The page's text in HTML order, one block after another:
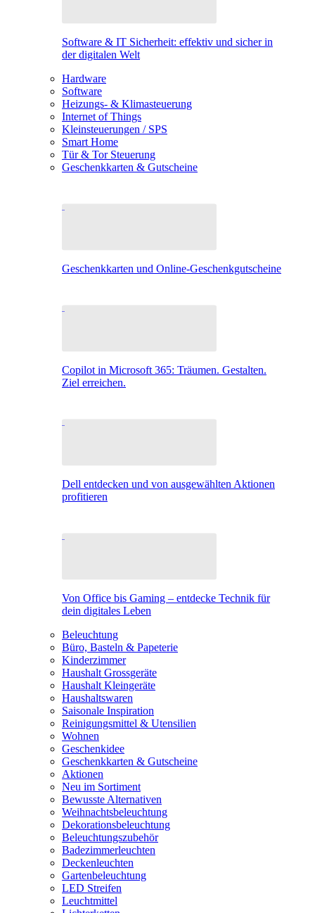
Software & IT Sicherheit: effektiv und sicher in
der digitalen Welt
Hardware
Software
Heizungs- & Klimasteuerung
Internet of Things
Kleinsteuerungen / SPS
Smart Home
Tür & Tor Steuerung
Geschenkkarten & Gutscheine
Geschenkkarten und Online-Geschenkgutscheine
Copilot in Microsoft 365: Träumen. Gestalten.
Ziel erreichen.
Dell entdecken und von ausgewählten Aktionen
profitieren
Von Office bis Gaming – entdecke Technik für
dein digitales Leben
Beleuchtung
Büro, Basteln & Papeterie
Kinderzimmer
Haushalt Grossgeräte
Haushalt Kleingeräte
Haushaltswaren
Saisonale Inspiration
Reinigungsmittel & Utensilien
Wohnen
Geschenkidee
Geschenkkarten & Gutscheine
Aktionen
Neu im Sortiment
Bewusste Alternativen
Weihnachtsbeleuchtung
Dekorationsbeleuchtung
Beleuchtungszubehör
Badezimmerleuchten
Deckenleuchten
Gartenbeleuchtung
LED Streifen
Leuchtmittel